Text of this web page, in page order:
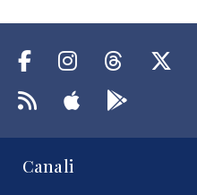
Canali